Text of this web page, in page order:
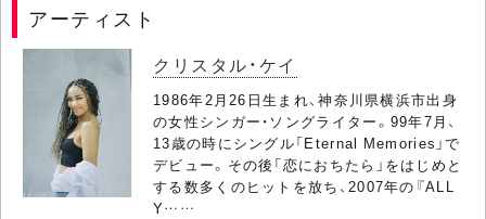
アーティスト
クリスタル・ケイ
1986年2月26日生まれ、神奈川県横浜市出身
の女性シンガー・ソングライター。99年7月、
13歳の時にシングル「Eternal Memories」で
デビュー。その後「恋におちたら」をはじめと
する数多くのヒットを放ち、2007年の『ALL
Y……